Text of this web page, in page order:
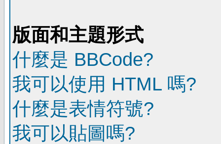
版面和主題形式
什麼是 BBCode?
我可以使用 HTML 嗎?
什麼是表情符號?
我可以貼圖嗎?